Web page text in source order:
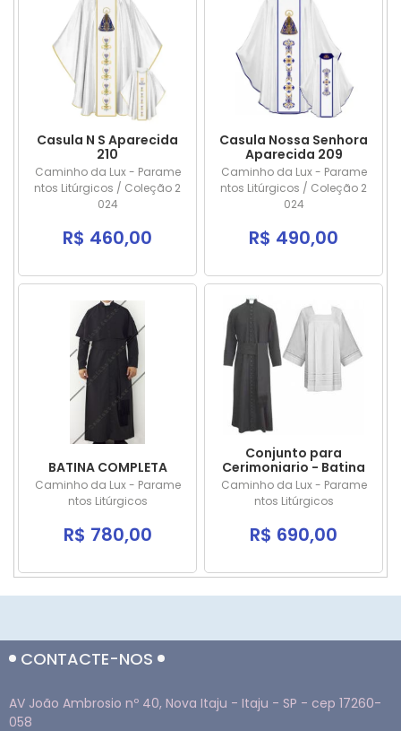
Casula N S Aparecida
210
Caminho da Lux - Parame
ntos Litúrgicos / Coleção 2
024
R$ 460,00
Casula Nossa Senhora
Aparecida 209
Caminho da Lux - Parame
ntos Litúrgicos / Coleção 2
024
R$ 490,00
BATINA COMPLETA
Caminho da Lux - Parame
ntos Litúrgicos
R$ 780,00
Conjunto para
Cerimoniario - Batina
e Sobrepeliz
Caminho da Lux - Parame
ntos Litúrgicos
R$ 690,00
CONTACTE-NOS
AV João Ambrosio nº 40, Nova Itaju - Itaju - SP - cep 17260-
058